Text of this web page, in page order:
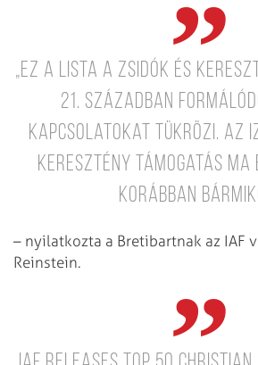
„Ez a lista a zsidók és
21. században
kapcsolatokat tükrözi. Az
keresztény támogatás ma
korábban
– nyilatkozta a Bretibartnak az IAF
Reinstein.